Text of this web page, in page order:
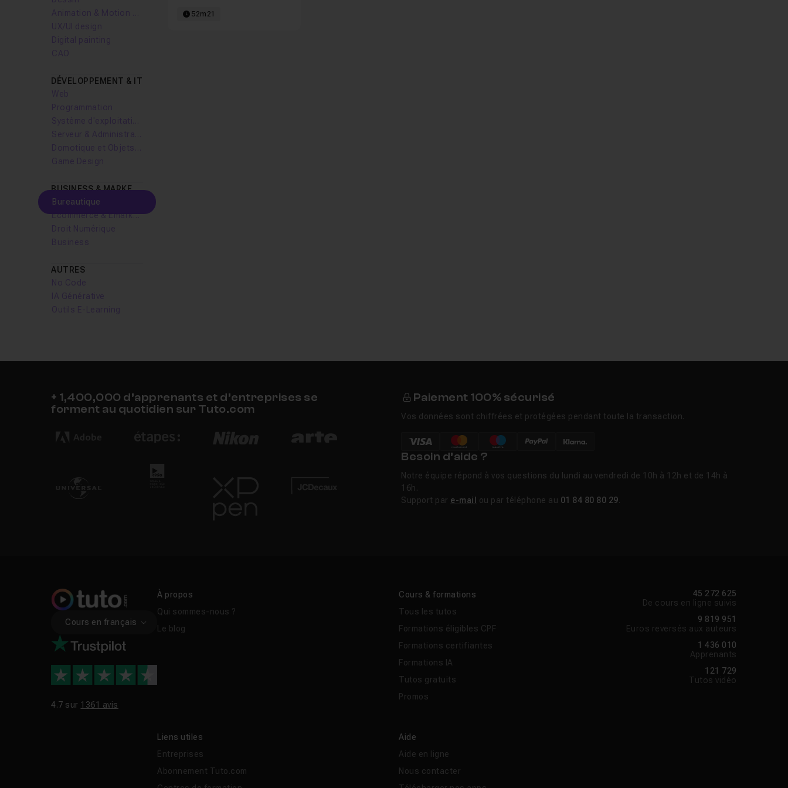
UX/UI design
Digital painting
CAO
DÉVELOPPEMENT & IT
Web
Programmation
Game Design
BUSINESS & MARKETING
Bureautique
Ecommerce & Emarketing
Droit Numérique
Business
AUTRES
No Code
IA Générative
Outils E-Learning
52m21
+ 1,400,000 d’apprenants et d’entreprises se
forment au quotidien sur Tuto.com
Paiement 100% sécurisé
Vos données sont chiffrées et protégées pendant toute la transaction.
Besoin d’aide ?
Notre équipe répond à vos questions du lundi au vendredi de 10h à 12h et de 14h à
16h.
Support par e-mail ou par téléphone au 01 84 80 80 29
Cours en français
4.7 sur 1361 avis
À propos
Qui sommes-nous ?
Le blog
Cours & formations
Tous les tutos
Formations éligibles CPF
Formations certifiantes
Formations IA
Tutos gratuits
Promos
Liens utiles
Entreprises
Abonnement Tuto.com
Aide
Aide en ligne
Nous contacter
45 272 625
De cours en ligne suivis
9 819 951
Euros reversés aux auteurs
1 436 010
Apprenants
121 729
Tutos vidéo